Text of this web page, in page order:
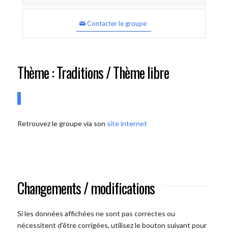
Contacter le groupe
Thème : Traditions / Thème libre
Retrouvez le groupe via son site internet
Changements / modifications
Si les données affichées ne sont pas correctes ou
nécessitent d'être corrigées, utilisez le bouton suivant pour